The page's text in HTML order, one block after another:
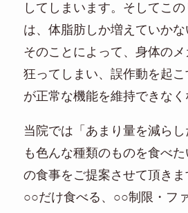
してしまいます。そしてこ
は、体脂肪しか増えていかな
そのことによって、身体の
狂ってしまい、誤作動を起
が正常な機能を維持できなく
当院では「あまり量を減ら
も色んな種類のものを食べ
の食事をご提案させて頂きま
○○だけ食べる、○○制限・フ